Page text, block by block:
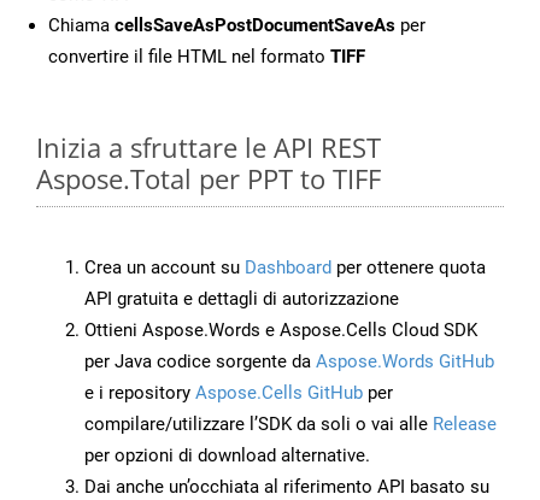
Chiama cellsSaveAsPostDocumentSaveAs per
convertire il file HTML nel formato TIFF
Inizia a sfruttare le API REST
Aspose.Total per PPT to TIFF
Crea un account su Dashboard per ottenere quota
API gratuita e dettagli di autorizzazione
Ottieni Aspose.Words e Aspose.Cells Cloud SDK
per Java codice sorgente da Aspose.Words GitHub
e i repository Aspose.Cells GitHub per
compilare/utilizzare l’SDK da soli o vai alle Release
per opzioni di download alternative.
Dai anche un’occhiata al riferimento API basato su